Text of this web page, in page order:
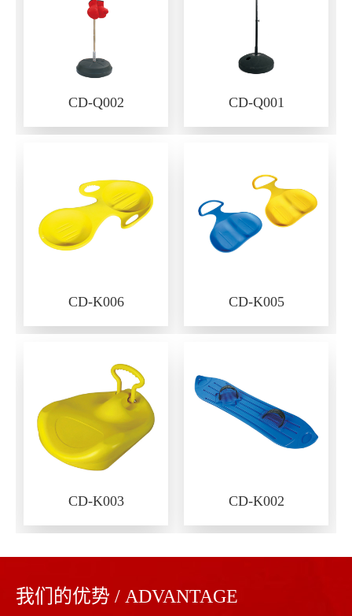
CD-Q002 CD-Q001
CD-K006 CD-K005
CD-K003 CD-K002
我们的优势 / ADVANTAGE